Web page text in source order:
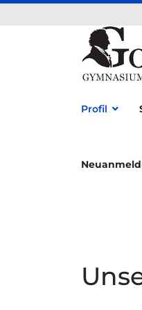
Profil